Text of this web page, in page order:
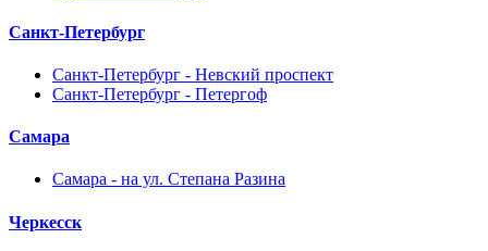
Санкт-Петербург
Санкт-Петербург - Невский проспект
Санкт-Петербург - Петергоф
Самара
Самара - на ул. Степана Разина
Черкесск